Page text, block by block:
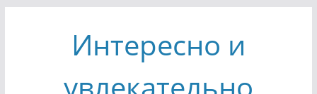
содержимомуИнтересно и